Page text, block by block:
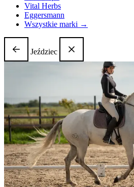
Vital Herbs
Eggersmann
Wszystkie marki →
Jeździec